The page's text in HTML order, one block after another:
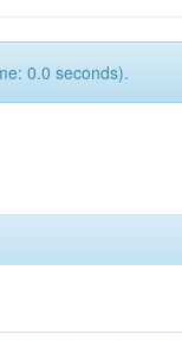
0.0 seconds).